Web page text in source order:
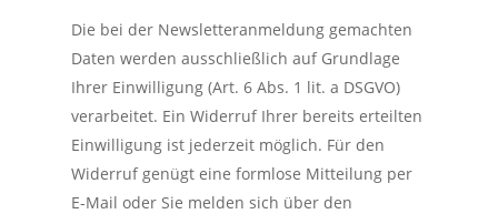
Die bei der Newsletteranmeldung gemachten
Daten werden ausschließlich auf Grundlage
Ihrer Einwilligung (Art. 6 Abs. 1 lit. a DSGVO)
verarbeitet. Ein Widerruf Ihrer bereits erteilten
Einwilligung ist jederzeit möglich. Für den
Widerruf genügt eine formlose Mitteilung per
E-Mail oder Sie melden sich über den